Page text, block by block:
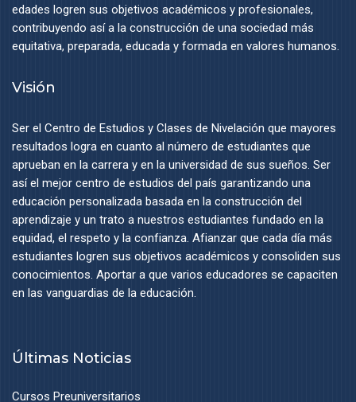
edades logren sus objetivos académicos y profesionales,
contribuyendo así a la construcción de una sociedad más
equitativa, preparada, educada y formada en valores humanos.
Visión
Ser el Centro de Estudios y Clases de Nivelación que mayores
resultados logra en cuanto al número de estudiantes que
aprueban en la carrera y en la universidad de sus sueños. Ser
así el mejor centro de estudios del país garantizando una
educación personalizada basada en la construcción del
aprendizaje y un trato a nuestros estudiantes fundado en la
equidad, el respeto y la confianza. Afianzar que cada día más
estudiantes logren sus objetivos académicos y consoliden sus
conocimientos. Aportar a que varios educadores se capaciten
en las vanguardias de la educación.
Últimas Noticias
Cursos Preuniversitarios